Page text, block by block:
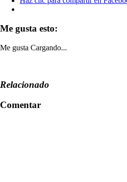
Me gusta esto:
Me gusta Cargando...
Relacionado
Comentar